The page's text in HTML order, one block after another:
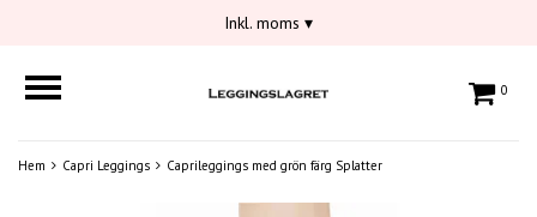
Inkl. moms ▾
0
Hem Capri Leggings Caprileggings med grön färg Splatter